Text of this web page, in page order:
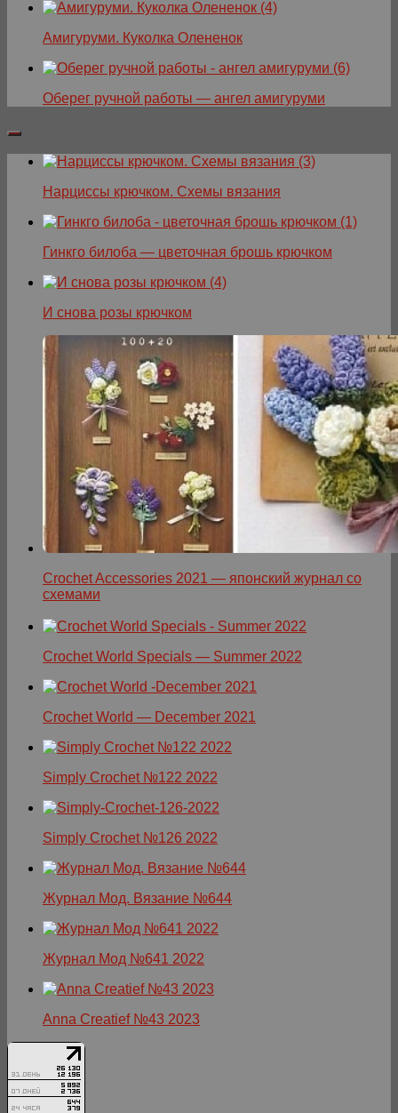
Амигуруми. Куколка Олененок
Оберег ручной работы — ангел амигуруми
Нарциссы крючком. Схемы вязания
Гинкго билоба — цветочная брошь крючком
И снова розы крючком
Crochet Accessories 2021 — японский журнал со
схемами
Crochet World Specials — Summer 2022
Crochet World — December 2021
Simply Crochet №122 2022
Simply Crochet №126 2022
Журнал Мод. Вязание №644
Журнал Мод №641 2022
Anna Creatief №43 2023